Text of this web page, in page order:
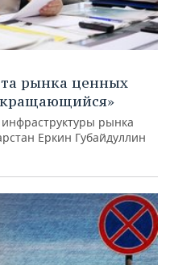
рынка ценных
рынка
Еркин Губайдуллин